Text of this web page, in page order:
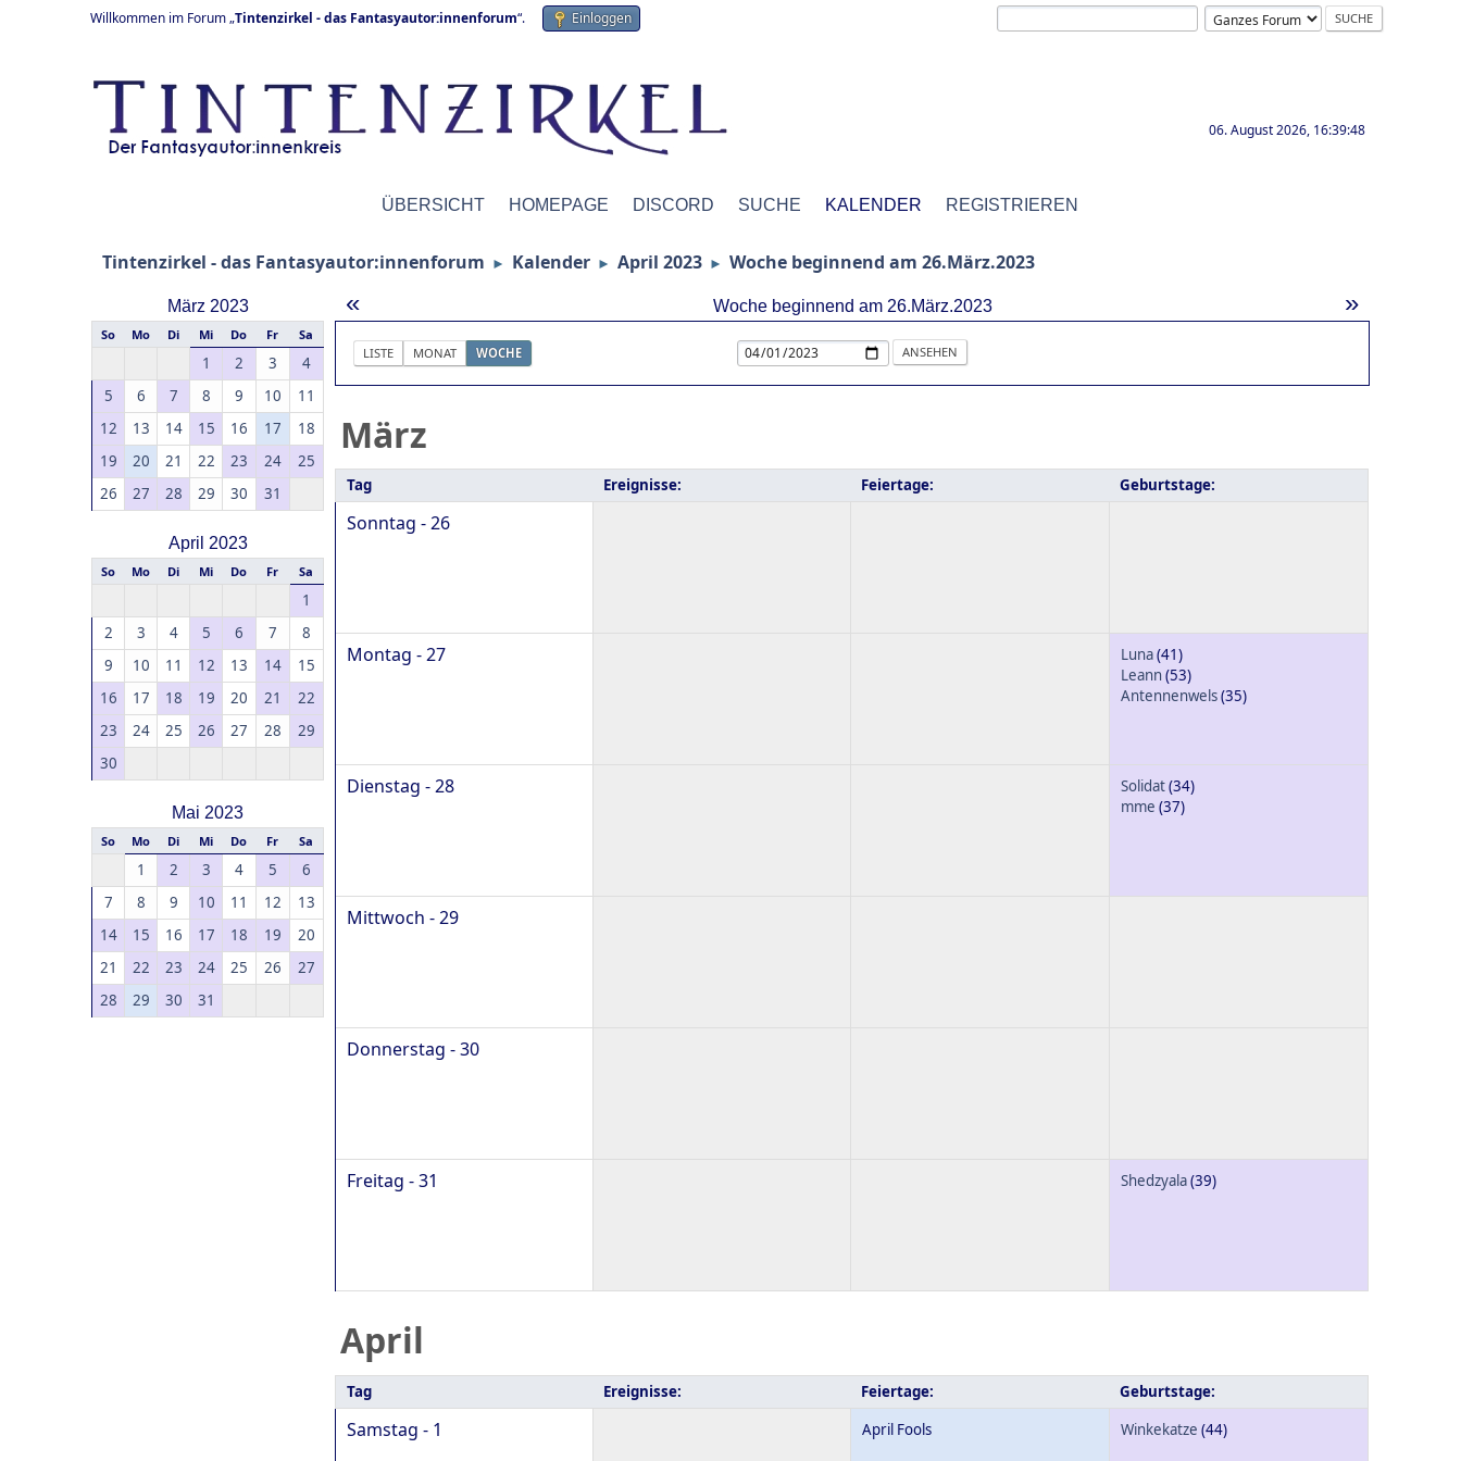
Willkommen im Forum „Tintenzirkel - das Fantasyautor:innenforum“. Einloggen
06. August 2026, 16:39:48
ÜBERSICHT HOMEPAGE DISCORD SUCHE KALENDER REGISTRIEREN
Tintenzirkel - das Fantasyautor:innenforum ► Kalender ► April 2023 ► Woche beginnend am 26.März.2023
März 2023
So Mo Di Mi Do Fr Sa
1 2 3
4
5
6 7 8 9 10
11
12
13 14 15 16 17
18
19
20 21 22 23 24
25
26
27 28 29 30 31
April 2023
So Mo Di Mi Do Fr Sa
1
2
3 4 5 6 7
8
9
10 11 12 13 14
15
16
17 18 19 20 21
22
23
24 25 26 27 28
29
30
Mai 2023
So Mo Di Mi Do Fr Sa
1 2 3 4 5
6
7
8 9 10 11 12
13
14
15 16 17 18 19
20
21
22 23 24 25 26
27
28
29 30 31
« »
Woche beginnend am 26.März.2023
LISTE MONAT WOCHE
März
Tag Ereignisse: Feiertage: Geburtstage:
Sonntag - 26
Montag - 27 Luna(41)
Leann(53)
Antennenwels(35)
Dienstag - 28 Solidat(34)
mme (37)
Mittwoch - 29
Donnerstag - 30
Freitag - 31 Shedzyala(39)
April
Tag Ereignisse: Feiertage: Geburtstage:
Samstag - 1 April Fools Winkekatze (44)